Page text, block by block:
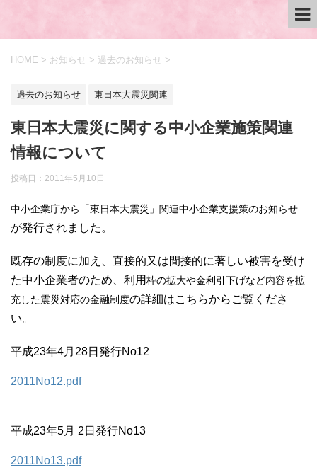
HOME > お知らせ > 過去のお知らせ >
過去のお知らせ 東日本大震災関連
東日本大震災に関する中小企業施策関連
情報について
投稿日： 2011年5月10日
中小企業庁から 「東日本大震災」関連中小企業支援策のお知らせ
が発行されました。
既存の制度に加え、直接的又は間接的に著しい被害を受け
た中小企業者のため、利用枠の拡大や金利引下げなど内容を拡
充した震災対応の金融制度の詳細はこちらからご覧くださ
い。
平成23年4月28日発行No12
2011No12.pdf
平成23年5月 2日発行No13
2011No13.pdf